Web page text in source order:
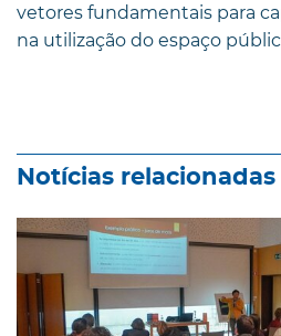
vetores fundamentais para
na utilização do espaço
Notícias relacionadas